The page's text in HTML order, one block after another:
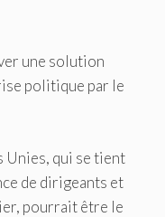
une solution
politique par le
Unies, qui se tient
de dirigeants et
pourrait être le